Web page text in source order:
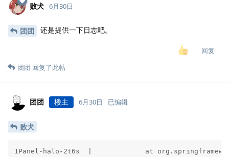
败犬 6月30日
团团 还是提供一下日志吧。
回复
团团 回复了此帖
团团 楼主 6月30日 已编辑
败犬
1Panel-halo-2t6s  |             at org.springframework.boot.sql.init.AbstractScriptDatabaseInitializer.runScripts(AbstractScriptDatabaseInitializer.java:159) ~[spring-boot-sql-4.1.0.jar:4.1.0]
1Panel-halo-2t6s  |             at org.springframework.boot.sql.init.AbstractScriptDatabaseInitializer.applyScripts(AbstractScriptDatabaseInitializer.java:120) ~[spring-boot-sql-4.1.0.jar:4.1.0]
1Panel-halo-2t6s  |             at org.springframework.boot.sql.init.AbstractScriptDatabaseInitializer.applySchemaScripts(AbstractScriptDatabaseInitializer.java:109) ~[spring-boot-sql-4.1.0.jar:4.1.0]
1Panel-halo-2t6s  |             at org.springframework.boot.sql.init.AbstractScriptDatabaseInitializer.initializeDatabase(AbstractScriptDatabaseInitializer.java:87) ~[spring-boot-sql-4.1.0.jar:4.1.0]
1Panel-halo-2t6s  |             at org.springframework.boot.sql.init.AbstractScriptDatabaseInitializer.afterPropertiesSet(AbstractScriptDatabaseInitializer.java:77) ~[spring-boot-sql-4.1.0.jar:4.1.0]
1Panel-halo-2t6s  |             at org.springframework.beans.factory.support.AbstractAutowireCapableBeanFactory.invokeInitMethods(AbstractAutowireCapableBeanFactory.java:1862) ~[spring-beans-7.0.8.jar:7.0.8]
1Panel-halo-2t6s  |             at org.springframework.beans.factory.support.AbstractAutowireCapableBeanFactory.initializeBean(AbstractAutowireCapableBeanFactory.java:1811) ~[spring-beans-7.0.8.jar:7.0.8]
1Panel-halo-2t6s  |             at org.springframework.beans.factory.support.AbstractAutowireCapableBeanFactory.doCreateBean(AbstractAutowireCapableBeanFactory.java:603) ~[spring-beans-7.0.8.jar:7.0.8]
1Panel-halo-2t6s  |             at org.springframework.beans.factory.support.AbstractAutowireCapableBeanFactory.createBean(AbstractAutowireCapableBeanFactory.java:525) ~[spring-beans-7.0.8.jar:7.0.8]
1Panel-halo-2t6s  |             at org.springframework.beans.factory.support.AbstractBeanFactory.lambda$doGetBean$0(AbstractBeanFactory.java:333) ~[spring-beans-7.0.8.jar:7.0.8]
1Panel-halo-2t6s  |             at org.springframework.beans.factory.support.DefaultSingletonBeanRegistry.getSingleton(DefaultSingletonBeanRegistry.java:371) ~[spring-beans-7.0.8.jar:7.0.8]
1Panel-halo-2t6s  |             at org.springframework.beans.factory.support.AbstractBeanFactory.doGetBean(AbstractBeanFactory.java:331) ~[spring-beans-7.0.8.jar:7.0.8]
1Panel-halo-2t6s  |             at org.springframework.beans.factory.support.AbstractBeanFactory.getBean(AbstractBeanFactory.java:196) ~[spring-beans-7.0.8.jar:7.0.8]
1Panel-halo-2t6s  |             at org.springframework.beans.factory.support.AbstractBeanFactory.doGetBean(AbstractBeanFactory.java:309) ~[spring-beans-7.0.8.jar:7.0.8]
1Panel-halo-